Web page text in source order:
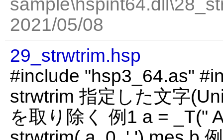
2021/05/08
29_strwtrim.hsp
#include "hsp3_64.as"
strwtrim 指定した文字
を取り除く 例1 a = _T("